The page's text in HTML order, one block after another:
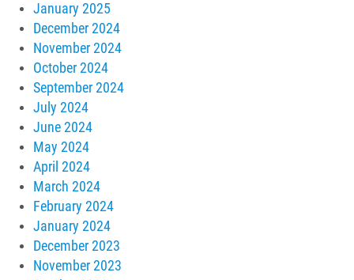
January 2025
December 2024
November 2024
October 2024
September 2024
July 2024
June 2024
May 2024
April 2024
March 2024
February 2024
January 2024
December 2023
November 2023